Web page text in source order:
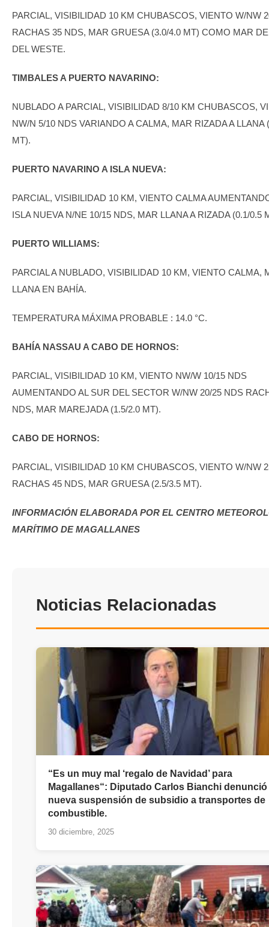
PARCIAL, VISIBILIDAD 10 KM CHUBASCOS, VIENTO W/NW
RACHAS 35 NDS, MAR GRUESA (3.0/4.0 MT) COMO MAR
DEL WESTE.
TIMBALES A PUERTO NAVARINO:
NUBLADO A PARCIAL, VISIBILIDAD 8/10 KM CHUBASCOS,
NW/N 5/10 NDS VARIANDO A CALMA, MAR RIZADA A LLANA
MT).
PUERTO NAVARINO A ISLA NUEVA:
PARCIAL, VISIBILIDAD 10 KM, VIENTO CALMA
ISLA NUEVA N/NE 10/15 NDS, MAR LLANA A RIZADA (0.1/0.5
PUERTO WILLIAMS:
PARCIAL A NUBLADO, VISIBILIDAD 10 KM, VIENTO CALMA,
LLANA EN BAHÍA.
TEMPERATURA MÁXIMA PROBABLE : 14.0 °C.
BAHÍA NASSAU A CABO DE HORNOS:
PARCIAL, VISIBILIDAD 10 KM, VIENTO NW/W 10/15 NDS
AUMENTANDO AL SUR DEL SECTOR W/NW 20/25 NDS
NDS, MAR MAREJADA (1.5/2.0 MT).
CABO DE HORNOS:
PARCIAL, VISIBILIDAD 10 KM CHUBASCOS, VIENTO W/NW
RACHAS 45 NDS, MAR GRUESA (2.5/3.5 MT).
INFORMACIÓN ELABORADA POR EL CENTRO
MARÍTIMO DE MAGALLANES
Noticias Relacionadas
“Es un muy mal ‘regalo de Navidad’ para
Magallanes“: Diputado Carlos Bianchi denunció
nueva suspensión de subsidio a transportes de
combustible.
30 diciembre, 2025